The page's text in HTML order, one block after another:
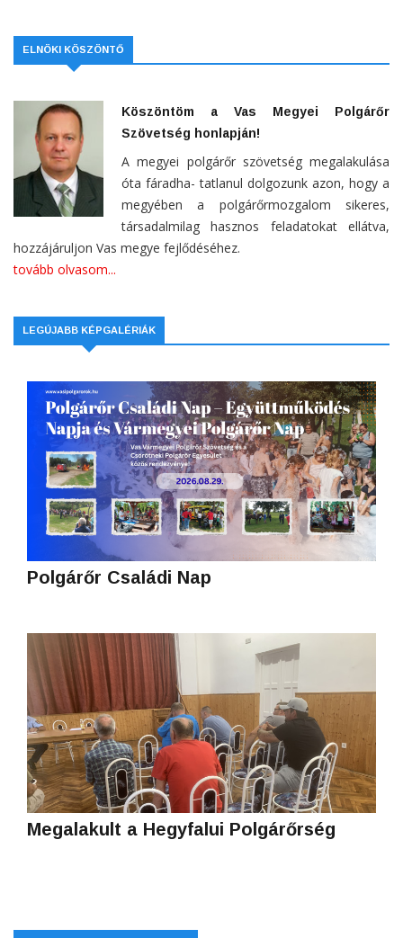
ELNÖKI KÖSZÖNTŐ
Köszöntöm a Vas Megyei Polgárőr
Szövetség honlapján!
A megyei polgárőr szövetség megalakulása
óta fáradha- tatlanul dolgozunk azon, hogy a
megyében a polgárőrmozgalom sikeres,
társadalmilag hasznos feladatokat ellátva,
hozzájáruljon Vas megye fejlődéséhez.
tovább olvasom...
LEGÚJABB KÉPGALÉRIÁK
Polgárőr Családi Nap
Megalakult a Hegyfalui Polgárőrség